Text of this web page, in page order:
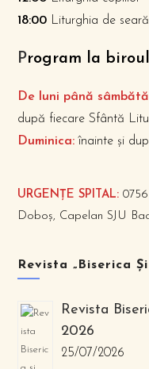
18:00 Liturghia de seară
Program la
De luni până
după fiecare Sfântă
Duminica: înainte și
URGENȚE SPITAL:
Doboș, Capelan SJU
Revista „Biserica
Revista
2026
25/07/2026